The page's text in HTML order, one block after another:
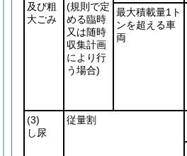
及び粗
大ごみ
(規則で定
める臨時
又は随時
収集計画
により行
う場合)
最大積載量1ト
ンを超える車
両
(3)
し尿
従量割